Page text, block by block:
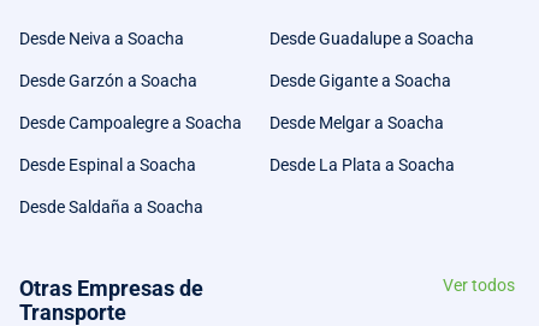
Desde Neiva a Soacha Desde Guadalupe a Soacha
Desde Garzón a Soacha Desde Gigante a Soacha
Desde Campoalegre a Soacha Desde Melgar a Soacha
Desde Espinal a Soacha Desde La Plata a Soacha
Desde Saldaña a Soacha
Otras Empresas de
Transporte
Ver todos